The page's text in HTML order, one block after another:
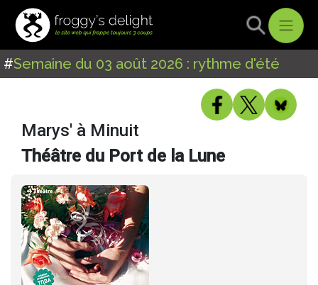
#Semaine du 03 août 2026 : rythme d'été
Marys' à Minuit
Théâtre du Port de la Lune